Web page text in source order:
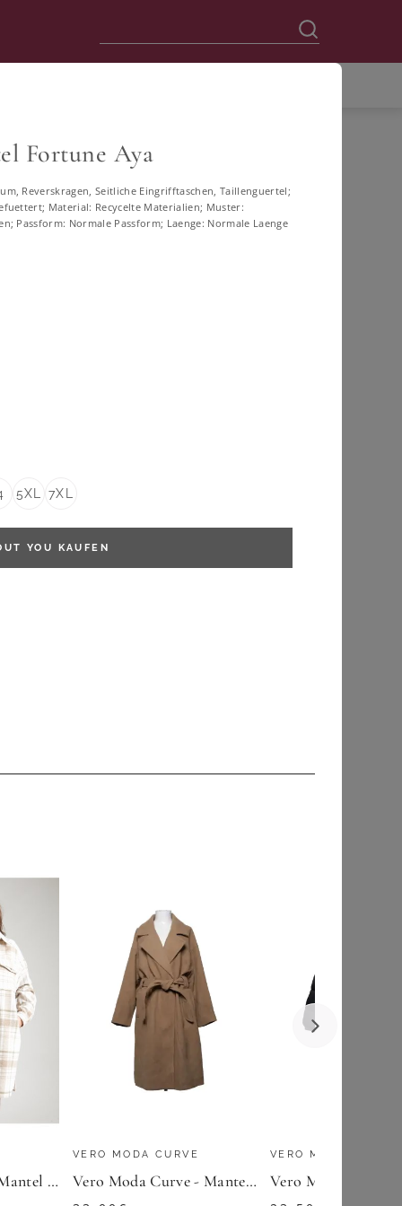
SHEEGO
Fortune Aya
Reverskragen, Seitliche Eingrifftaschen, Taillenguertel;
Material: Recycelte Materialien; Muster:
Passform: Normale Passform; Laenge: Normale Laenge
5XL 7XL
YOU KAUFEN
Vero Moda Curve Mantel VMCVINCE
VERO MODA CURVE
Vero Moda Curve - Mantel - Damen - Größe: 46 - Beige
VERO MODA CURVE